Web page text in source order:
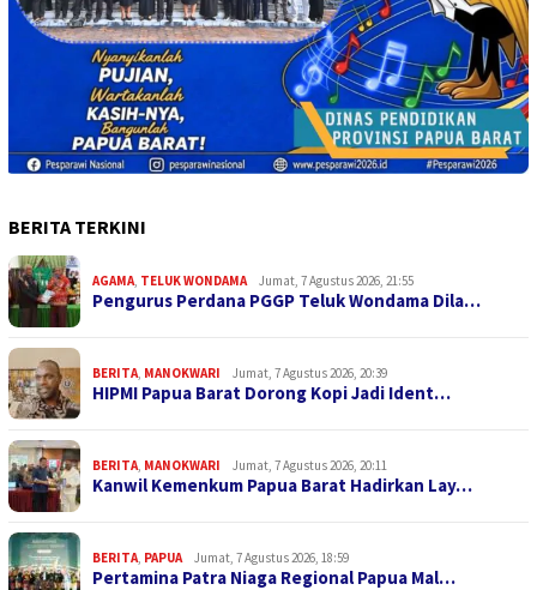
BERITA TERKINI
AGAMA TELUK WONDAMA Jumat, 7 Agustus 2026, 21:55
Pengurus Perdana PGGP Teluk Wondama Dila…
BERITA MANOKWARI Jumat, 7 Agustus 2026, 20:39
HIPMI Papua Barat Dorong Kopi Jadi Ident…
BERITA MANOKWARI Jumat, 7 Agustus 2026, 20:11
Kanwil Kemenkum Papua Barat Hadirkan Lay…
BERITA PAPUA Jumat, 7 Agustus 2026, 18:59
Pertamina Patra Niaga Regional Papua Mal…